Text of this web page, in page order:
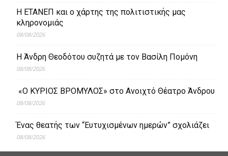
Η ΕΤΑΝΕΠ και ο χάρτης της πολιτιστικής μας
κληρονομιάς
08/08/2026
Η Άνδρη Θεοδότου συζητά με τον Βασίλη Πομόνη
08/08/2026
«Ο ΚΥΡΙΟΣ ΒΡΟΜΥΛΟΣ» στο Ανοιχτό Θέατρο Άνδρου
08/08/2026
Ένας θεατής των “Ευτυχισμένων ημερών” σχολιάζει
08/08/2026